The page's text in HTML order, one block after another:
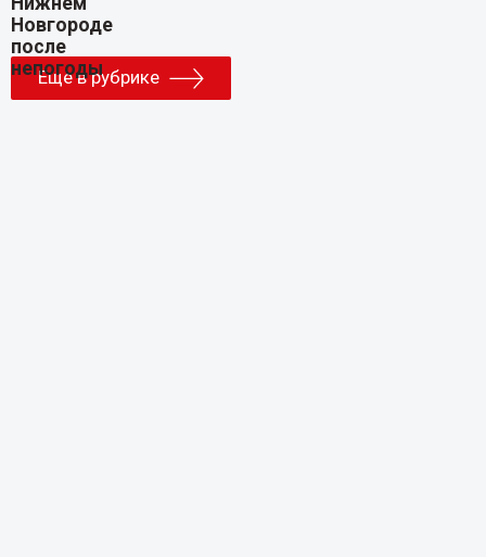
Еще в рубрике